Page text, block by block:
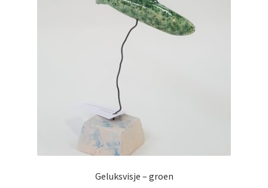
Geluksvisje – groen